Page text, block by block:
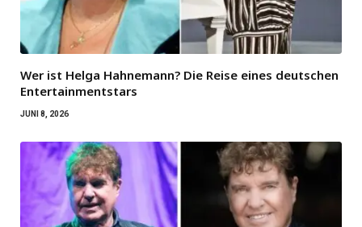
Wer ist Helga Hahnemann? Die Reise eines deutschen
Entertainmentstars
JUNI 8, 2026